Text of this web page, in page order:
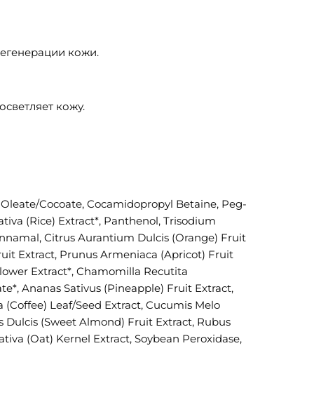
кожи.
кожу.
Cocoate, Cocamidopropyl Betaine, Peg-
(Rice) Extract*, Panthenol, Trisodium
Citrus Aurantium Dulcis (Orange) Fruit
Extract, Prunus Armeniaca (Apricot) Fruit
Extract*, Chamomilla Recutita
Ananas Sativus (Pineapple) Fruit Extract,
Leaf/Seed Extract, Cucumis Melo
Dulcis (Sweet Almond) Fruit Extract, Rubus
(Oat) Kernel Extract, Soybean Peroxidase,